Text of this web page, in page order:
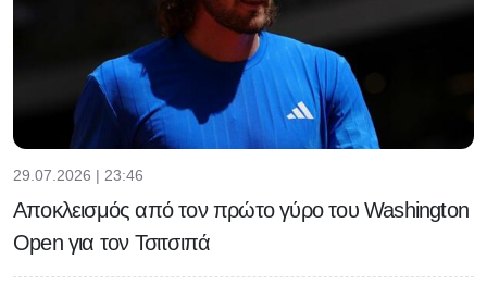
29.07.2026 | 23:46
Αποκλεισμός από τον πρώτο γύρο του Washington
Open για τον Τσιτσιπά